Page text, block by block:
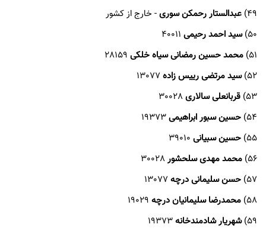
49) عبدالستار رحمکن سوری- خارج از کشور
50) سید احمد رحیمی
51) محمد حسین رمضانی سیاه خلکی
52) سید مرتضی رییس زاده
53) قربانعلی سالاری
54) حسین سبور ابراهیمی
55) حسین سبیانی
56) محمد مهدی سلحشور
57) حسن سلیمانی درچه
58) محمدرضا سلیمانیان درچه
59) شهریار شادمندخانه